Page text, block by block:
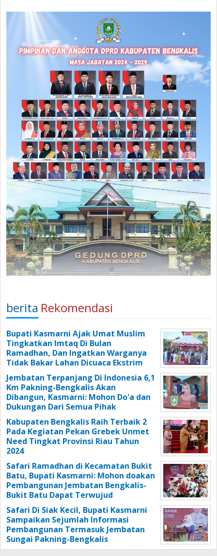
berita Rekomendasi
Bupati Kasmarni Ajak Umat Muslim
Tingkatkan Imtaq Di Bulan
Ramadhan, Dan Ingatkan Warganya
Tidak Bakar Lahan Dicuaca Ekstrim
Jembatan Terpanjang Di Indonesia 6,1
Km Pakning-Bengkalis Akan
Dibangun, Kasmarni: Mohon Do'a dan
Dukungan Dari Semua Pihak
Kabupaten Bengkalis Raih Terbaik 2
Pada Kegiatan Pekan Grebek Unmet
Need Tingkat Provinsi Riau Tahun
2024
Safari Ramadhan di Kecamatan Bukit
Batu, Bupati Kasmarni: Mohon doakan
Pembangunan Jembatan Bengkalis-
Bukit Batu Dapat Terwujud
Safari Di Siak Kecil, Bupati Kasmarni
Sampaikan Sejumlah Informasi
Pembangunan Termasuk Jembatan
Sungai Pakning-Bengkalis